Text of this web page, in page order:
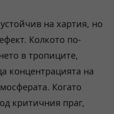
на хартия, но
Колкото по-
в тропиците,
концентрацията на
Когато
критичния праг,